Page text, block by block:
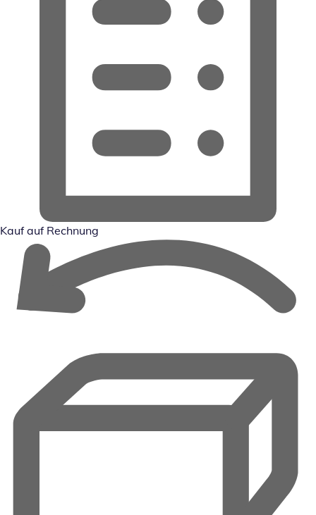
Kauf auf Rechnung